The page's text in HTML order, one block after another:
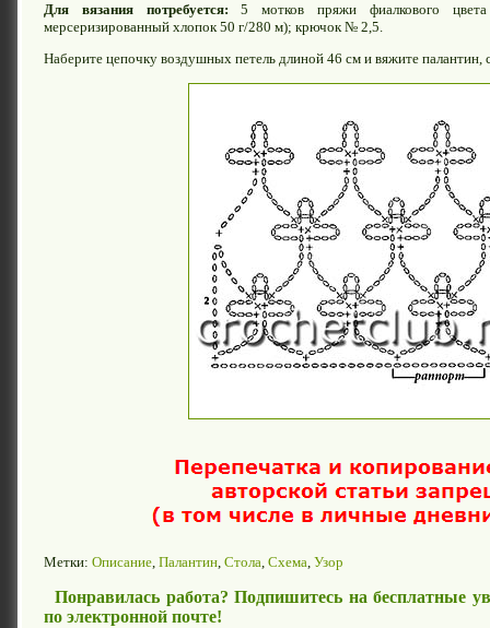
Для вязания потребуется: 5 мотков пряжи фиалкового
мерсеризированный хлопок 50 г/280 м); крючок № 2,5.
Наберите цепочку воздушных петель длиной 46 см и вяжите палантин,
Метки: Описание, Палантин, Стола, Схема, Узор
Понравилась работа? Подпишитесь на бесплатные
по электронной почте!